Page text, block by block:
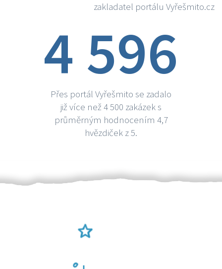
zakladatel portálu Vyřešmito.cz
4 596
Přes portál Vyřešmito se zadalo
již více než 4 500 zakázek s
průměrným hodnocením 4,7
hvězdiček z 5.